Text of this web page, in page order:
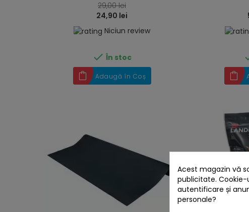
29,00 lei
24,90 lei
Niciun review
 În stoc
Adaugă în Coș
Acest magazin vă
publicitate.
autentificare și
personale?